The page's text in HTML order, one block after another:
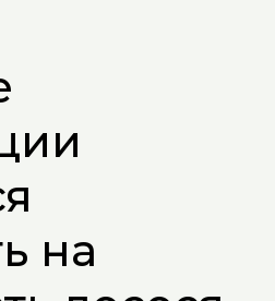
на